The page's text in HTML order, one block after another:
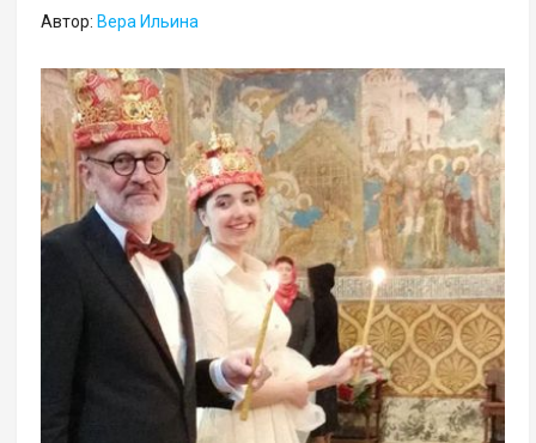
Автор: Вера Ильина